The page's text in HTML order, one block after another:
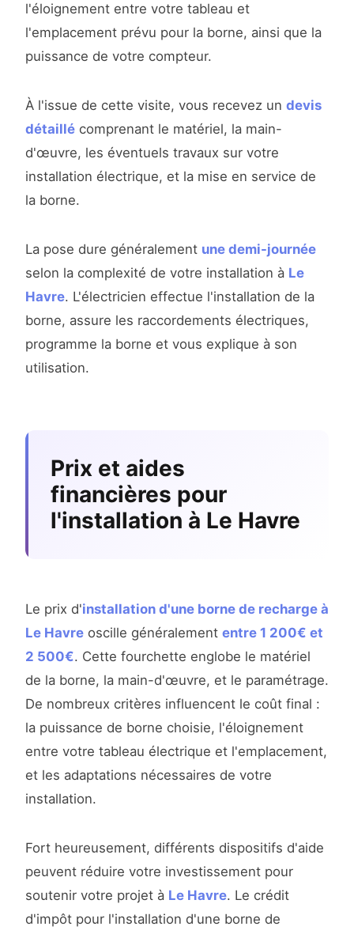
l'éloignement entre votre tableau et
l'emplacement prévu pour la borne, ainsi que la
puissance de votre compteur.
À l'issue de cette visite, vous recevez un devis
détaillé comprenant le matériel, la main-
d'œuvre, les éventuels travaux sur votre
installation électrique, et la mise en service de
la borne.
La pose dure généralement une demi-journée
selon la complexité de votre installation à Le
Havre. L'électricien effectue l'installation de la
borne, assure les raccordements électriques,
programme la borne et vous explique à son
utilisation.
Prix et aides
financières pour
l'installation à Le Havre
Le prix d'installation d'une borne de recharge à
Le Havre oscille généralement entre 1 200€ et
2 500€. Cette fourchette englobe le matériel
de la borne, la main-d'œuvre, et le paramétrage.
De nombreux critères influencent le coût final :
la puissance de borne choisie, l'éloignement
entre votre tableau électrique et l'emplacement,
et les adaptations nécessaires de votre
installation.
Fort heureusement, différents dispositifs d'aide
peuvent réduire votre investissement pour
soutenir votre projet à Le Havre. Le crédit
d'impôt pour l'installation d'une borne de